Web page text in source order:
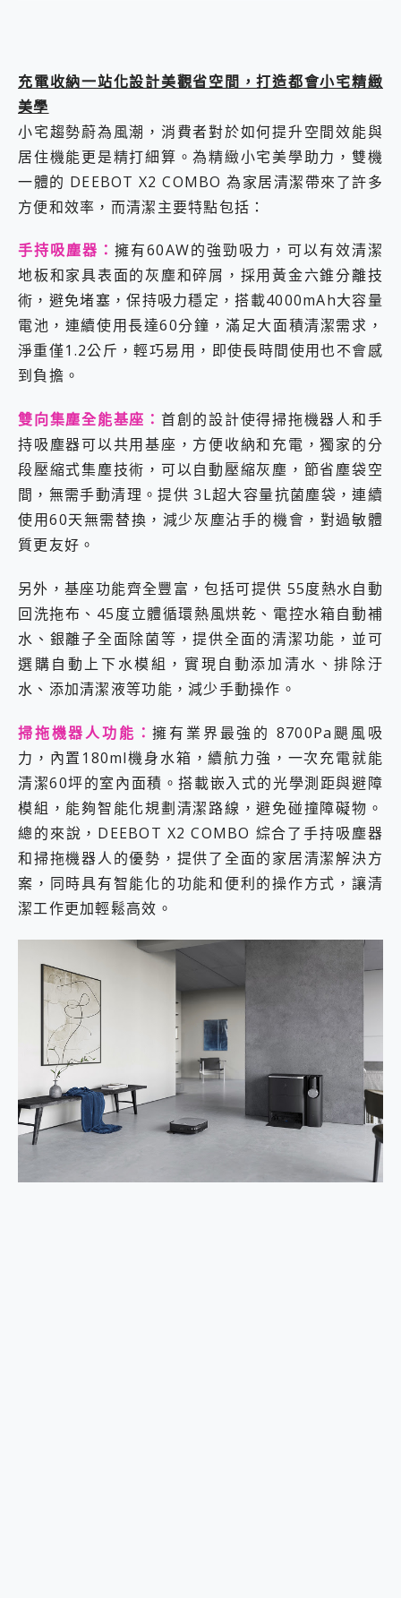
充電收納一站化設計美觀省空間，打造都會小宅精緻
美學
小宅趨勢蔚為風潮，消費者對於如何提升空間效能與
居住機能更是精打細算。為精緻小宅美學助力，雙機
一體的 DEEBOT X2 COMBO 為家居清潔帶來了許多
方便和效率，而清潔主要特點包括：
手持吸塵器： 擁有60AW的強勁吸力，可以有效清潔
地板和家具表面的灰塵和碎屑，採用黃金六錐分離技
術，避免堵塞，保持吸力穩定，搭載4000mAh大容量
電池，連續使用長達60分鐘，滿足大面積清潔需求，
淨重僅1.2公斤，輕巧易用，即使長時間使用也不會感
到負擔。
雙向集塵全能基座： 首創的設計使得掃拖機器人和手
持吸塵器可以共用基座，方便收納和充電，獨家的分
段壓縮式集塵技術，可以自動壓縮灰塵，節省塵袋空
間，無需手動清理。提供 3L超大容量抗菌塵袋，連續
使用60天無需替換，減少灰塵沾手的機會，對過敏體
質更友好。
另外，基座功能齊全豐富，包括可提供 55度熱水自動
回洗拖布、45度立體循環熱風烘乾、電控水箱自動補
水、銀離子全面除菌等，提供全面的清潔功能，並可
選購自動上下水模組，實現自動添加清水、排除汙
水、添加清潔液等功能，減少手動操作。
掃拖機器人功能：擁有業界最強的 8700Pa颶風吸
力，內置180ml機身水箱，續航力強，一次充電就能
清潔60坪的室內面積。搭載嵌入式的光學測距與避障
模組，能夠智能化規劃清潔路線，避免碰撞障礙物。
總的來說，DEEBOT X2 COMBO 綜合了手持吸塵器
和掃拖機器人的優勢，提供了全面的家居清潔解決方
案，同時具有智能化的功能和便利的操作方式，讓清
潔工作更加輕鬆高效。